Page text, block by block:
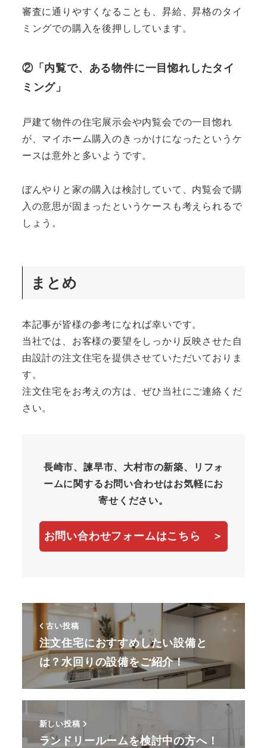
審査に通りやすくなることも、昇給、昇格のタイ
ミングでの購入を後押ししています。
②「内覧で、ある物件に一目惚れしたタイ
ミング」
戸建て物件の住宅展示会や内覧会での一目惚れ
が、マイホーム購入のきっかけになったというケ
ースは意外と多いようです。
ぼんやりと家の購入は検討していて、内覧会で購
入の意思が固まったというケースも考えられるで
しょう。
まとめ
本記事が皆様の参考になれば幸いです。
当社では、お客様の要望をしっかり反映させた自
由設計の注文住宅を提供させていただいておりま
す。
注文住宅をお考えの方は、ぜひ当社にご連絡くだ
さい。
長崎市、諫早市、大村市の新築、リフォ
ームに関するお問い合わせはお気軽にお
寄せください。
お問い合わせフォームはこちら ＞
古い投稿
注文住宅におすすめしたい設備と
は？水回りの設備をご紹介！
新しい投稿
ランドリールームを検討中の方へ！